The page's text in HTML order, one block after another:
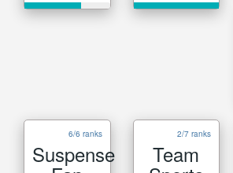
6/6 ranks
Suspense
2/7 ranks
Team